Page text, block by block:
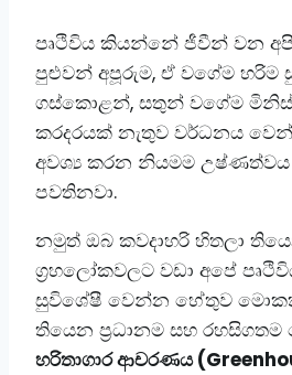
​පෘථිවිය කියන්නේ ජීවීන් වන
පුළුවන් අපූරුම, ඒ වගේම හරිම
ගස්කොළන්, සතුන් වගේම
කරදරයක් නැතුව වර්ධනය
අවශ්‍ය කරන නියමම උෂ්ණත්වය
පවතිනවා.
​නමුත් ඔබ කවදාහරි හිතලා
ග්‍රහලෝකවලට වඩා අපේ
සුවිශේෂී වෙන්න හේතුව
තියෙන ප්‍රධානම සහ
හරිතාගාර ආචරණය